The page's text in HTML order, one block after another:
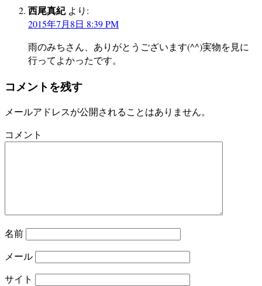
西尾真紀 より:
2015年7月8日 8:39 PM
雨のみちさん、ありがとうございます(^^)実物を見に
行ってよかったです。
コメントを残す
メールアドレスが公開されることはありません。
コメント
名前
メール
サイト